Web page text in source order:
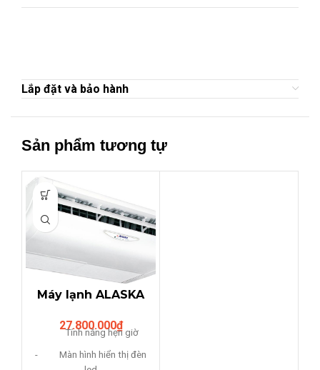
Lắp đặt và bảo hành
Sản phẩm tương tự
Máy lạnh ALASKA
AF50L
27.800.000₫
Tính năng hẹn giờ
- Màn hình hiển thị đèn